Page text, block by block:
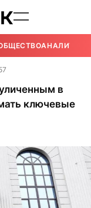
АНАЛИТИКА
в
ключевые